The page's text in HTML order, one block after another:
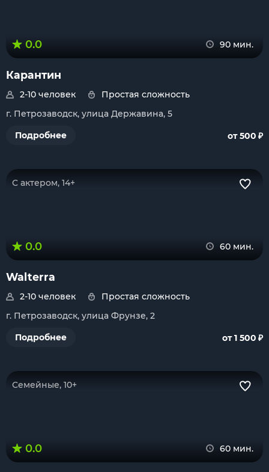
0.0 90 мин.
Карантин
2-10 человек
Простая сложность
г. Петрозаводск, улица Державина, 5
Подробнее
от 500 ₽
С актером, 14+
0.0 60 мин.
Walterra
2-10 человек
Простая сложность
г. Петрозаводск, улица Фрунзе, 2
Подробнее
от 1 500 ₽
Семейные, 10+
0.0 60 мин.